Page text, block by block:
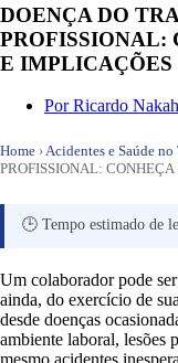
DOENÇA DO
PROFISSIONAL:
E IMPLICAÇÕES
PorRicardo
Home ›Acidentes e Saúde no
PROFISSIONAL:
🕒 Tempo estimado de
Um colaborador pode
ainda, do exercício de
desde doenças
ambiente laboral, lesões